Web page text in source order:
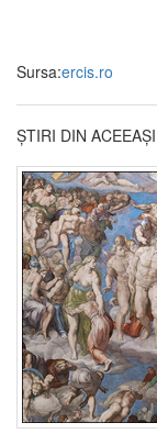
Sursa:ercis.ro
ȘTIRI DIN